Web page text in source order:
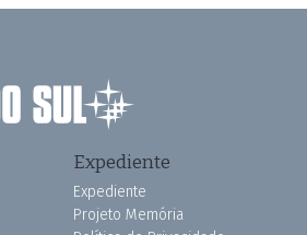
Expediente
Expediente
Projeto Memória